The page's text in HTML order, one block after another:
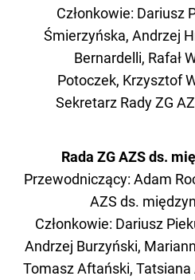
Członkowie: Dariusz
Śmierzyńska, Andrzej
Bernardelli, Rafał
Potoczek, Krzysztof
Sekretarz Rady ZG
Rada ZG AZS ds.
Przewodniczący: Adam
AZS ds.
Członkowie: Dariusz
Andrzej Burzyński,
Tomasz Aftański,